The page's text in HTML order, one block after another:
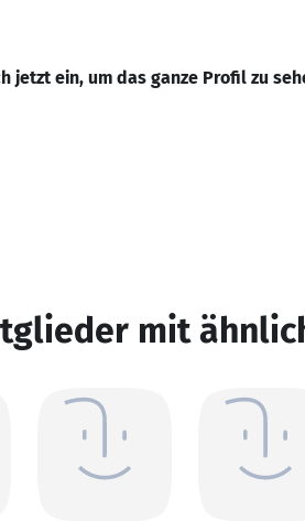
jetzt ein, um das ganze Profil zu
mit